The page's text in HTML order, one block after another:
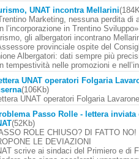
UNAT incontra Mellarini
Marketing, nessuna perdita di
l’incorporazione in Trentino Sviluppo»
gli albergatori incontrano
provinciale ospite del
Albergatori: dati sempre più
tempestività nelle promozioni e
UNAT operatori Folgaria
(106Kb)
UNAT operatori Folgaria
Passo Rolle - lettera inviata
(52Kb)
ROLE CHIUSO? DI FATTO NO!
LE DEVIAZIONI
scrive ai sindaci del Primiero e di